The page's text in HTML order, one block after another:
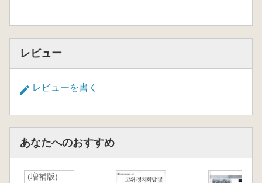
가 엮어온 과거를 보여주는 이 책은 지구 온난화
レビュー
レビューを書く
あなたへのおすすめ
(増補版)